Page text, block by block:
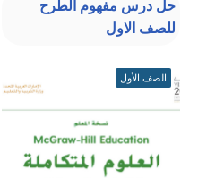
حل درس مفهوم الطرح
للصف الاول
الصف الأول